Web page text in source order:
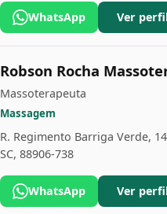
WhatsApp Ver
Robson Rocha
Massoterapeuta
Massagem
R. Regimento Barriga Verde,
SC, 88906-738
WhatsApp Ver